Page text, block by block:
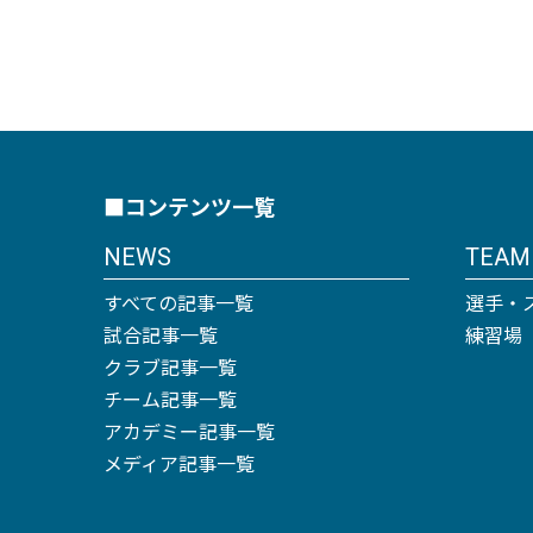
■コンテンツ一覧
NEWS
すべての記事一覧
試合記事一覧
クラブ記事一覧
チーム記事一覧
アカデミー記事一覧
メディア記事一覧
TEAM
選手・
練習場